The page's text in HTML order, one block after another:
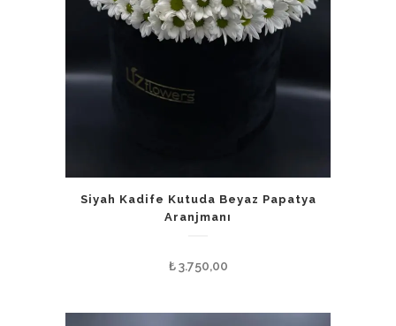
Siyah Kadife Kutuda Beyaz Papatya
Aranjmanı
₺3.750,00